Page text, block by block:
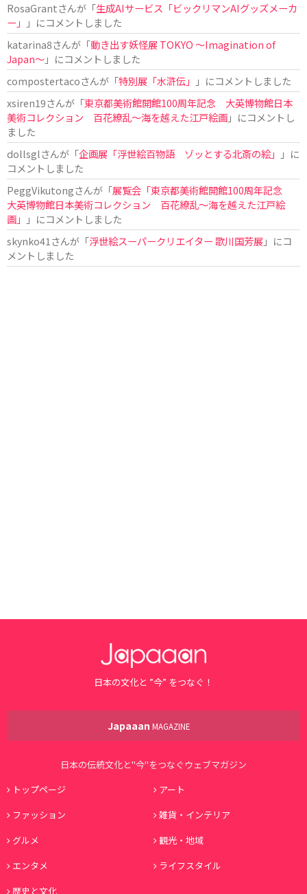
RosaGrantさんが「生成AIサービス「ビックリマンAIグッズメーカ
ー」
」にコメントしました
katarina8さんが「動き出す妖怪展 TOKYO 〜Imagination of
Japan〜」にコメントしました
compostertacoさんが「特別展「水滸伝」
」にコメントしました
xsiren19さんが「東京都美術館開館100周年記念 大英博物館日本
美術コレクション 百花繚乱～海を越えた江戸絵画」にコメントし
ました
dollsglさんが「企画展「浮世絵百物語 ゾッとする北斎の絵」
」に
コメントしました
PeggVikutongさんが「展覧会「東京都美術館開館100周年記念
大英博物館日本美術コレクション 百花繚乱〜海を越えた江戸絵
画」
」にコメントしました
skynko41 さんが「浮世絵スーパークリエイター 歌川国芳展 」にコ
メントしました
日本の文化と ”今” をつなぐ！
Japaaan MAGAZINE
日本の伝統文化と"今"をつなぐウェブマガジン
トップページ
アート
ファッション
雑貨・インテリア
グルメ
観光・地域
エンタメ
ライフスタイル
歴史と文化